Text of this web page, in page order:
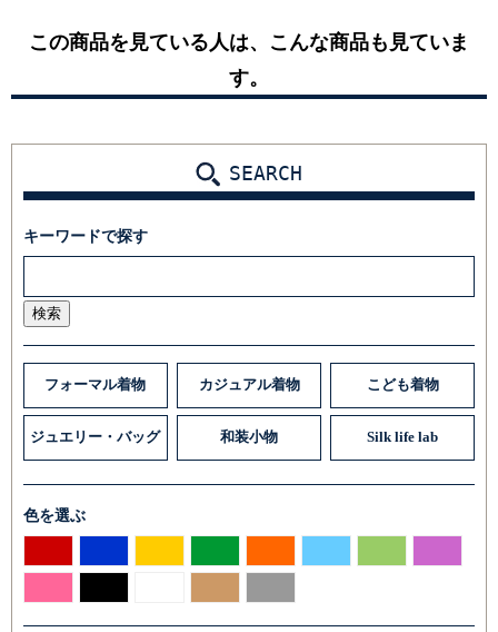
この商品を見ている人は、こんな商品も見ていま
す。
SEARCH
キーワードで探す
検索
フォーマル着物 カジュアル着物 こども着物
ジュエリー・バッグ 和装小物 Silk life lab
色を選ぶ